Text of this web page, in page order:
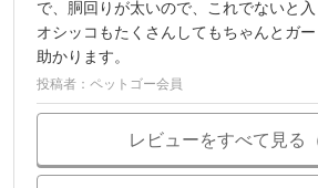
で、胴回りが太いので、これでないと入
オシッコもたくさんしてもちゃんとガー
助かります。
投稿者：ペットゴー会員
レビューをすべて見る